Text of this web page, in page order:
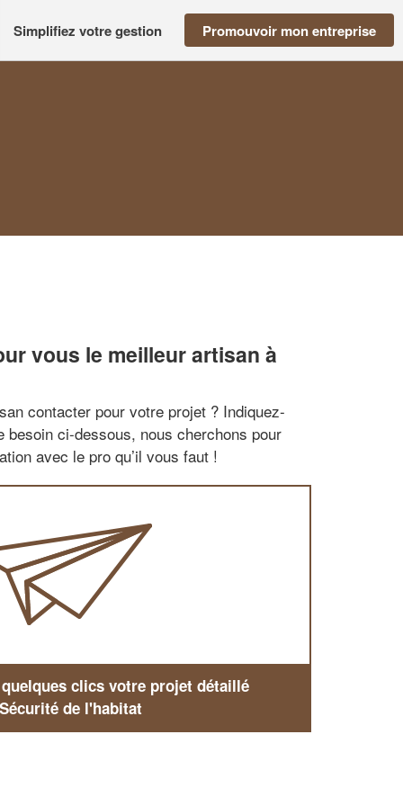
Simplifiez votre gestion Promouvoir mon entreprise
vous le meilleur artisan à
contacter pour votre projet ? Indiquez-
besoin ci-dessous, nous cherchons pour
avec le pro qu’il vous faut !
clics votre projet détaillé
de l'habitat